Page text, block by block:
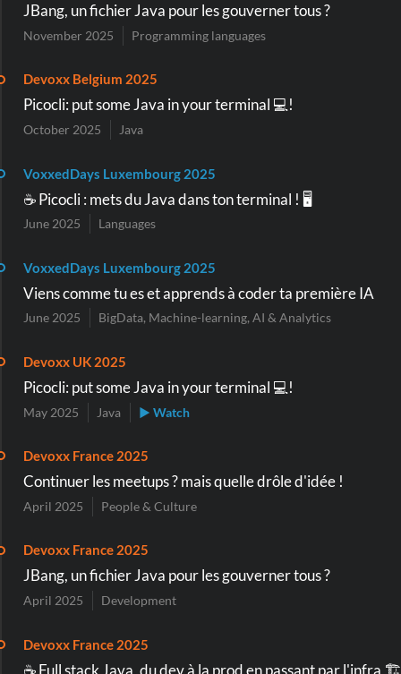
JBang, un fichier Java pour les gouverner tous ?
November 2025 Programming languages
Devoxx Belgium 2025
Picocli: put some Java in your terminal 💻!
October 2025 Java
VoxxedDays Luxembourg 2025
☕️ Picocli : mets du Java dans ton terminal ! 🖥️
June 2025 Languages
VoxxedDays Luxembourg 2025
Viens comme tu es et apprends à coder ta première IA
June 2025 BigData, Machine-learning, AI & Analytics
Devoxx UK 2025
Picocli: put some Java in your terminal 💻!
May 2025 Java ▶ Watch
Devoxx France 2025
Continuer les meetups ? mais quelle drôle d'idée !
April 2025 People & Culture
Devoxx France 2025
JBang, un fichier Java pour les gouverner tous ?
April 2025 Development
Devoxx France 2025
☕️ Full stack Java, du dev à la prod en passant par l'infra 🏗️